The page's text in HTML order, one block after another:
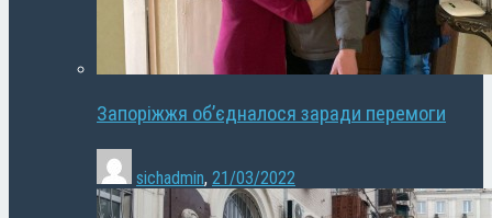
Запоріжжя об’єдналося заради перемоги
sichadmin, 21/03/2022